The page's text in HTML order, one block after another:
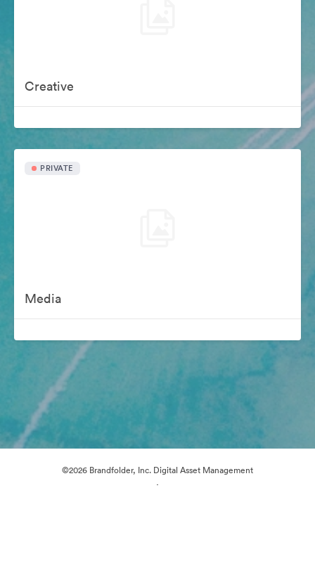
Creative
PRIVATE
Media
©2026 Brandfolder, Inc. Digital Asset Management
·